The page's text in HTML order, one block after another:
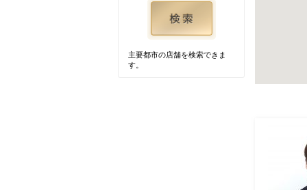
主要都市の店舗を検索できま
す。